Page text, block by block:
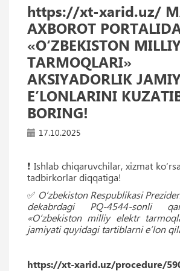
https://xt-xarid.uz/
AXBOROT
«O‘ZBEKISTON
TARMOQLARI»
AKSIYADORLIK
EʼLONLARINI
BORING!
17.10.2025
❗️ Ishlab chiqaruvchilar, xizmat
tadbirkorlar diqqatiga!
✅ O‘zbekiston Respublikasi
dekabrdagi PQ-4544-sonli
«O‘zbekiston milliy elektr
jamiyati quyidagi tartiblarni eʼlon
https://xt-xarid.uz/procedure/